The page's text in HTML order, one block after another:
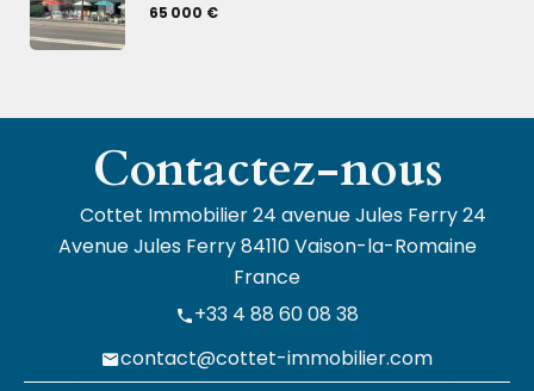
65 000 €
Contactez-nous
Cottet Immobilier24 avenue Jules Ferry 24
Avenue Jules Ferry84110Vaison-la-Romaine
France
+33 4 88 60 08 38
contact@cottet-immobilier.com